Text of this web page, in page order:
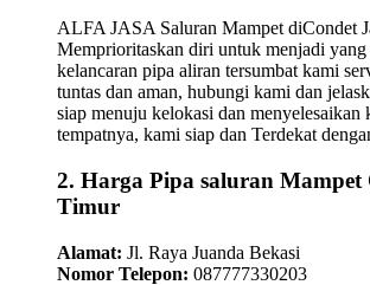
ALFA JASA Saluran Mampet diCondet
Memprioritaskan diri untuk menjadi yang
kelancaran pipa aliran tersumbat kami
tuntas dan aman, hubungi kami dan
siap menuju kelokasi dan menyelesaikan
tempatnya, kami siap dan Terdekat
2. Harga Pipa saluran Mampet
Timur
Alamat: Jl. Raya Juanda Bekasi
Nomor Telepon: 087777330203